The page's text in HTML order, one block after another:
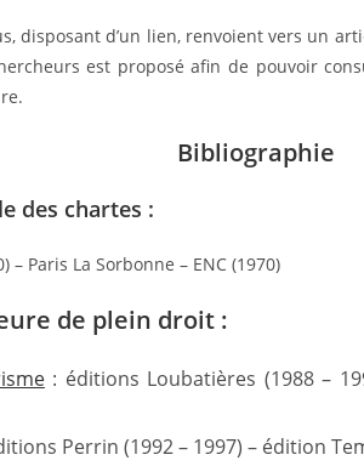
disposant d’un lien, renvoient vers un
est proposé afin de pouvoir
Bibliographie
des chartes :
– Paris La Sorbonne – ENC (1970)
de plein droit :
: éditions Loubatières (1988 –
Perrin (1992 – 1997) – édition